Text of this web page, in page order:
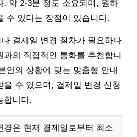
. 약 2-3분 정도 소요되며, 원하
수 있다는 장점이 있습니다.
결제일 변경 절차가 필요하다
과의 직접적인 통화를 추천합니
인의 상황에 맞는 맞춤형 안내
을 수 있으며, 결제일 변경 신청
합니다.
경은 현재 결제일로부터 최소